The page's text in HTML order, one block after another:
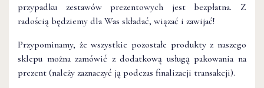
przypadku zestawów prezentowych jest bezpłatna. Z
radością będziemy dla Was składać, wiązać i zawijać!
Przypominamy, że wszystkie pozostałe produkty z naszego
sklepu można zamówić z dodatkową usługą pakowania na
prezent (należy zaznaczyć ją podczas finalizacji transakcji).